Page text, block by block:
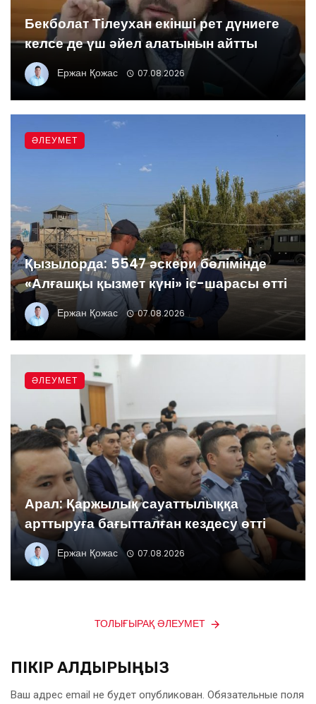
Бекболат Тілеухан екінші рет дүниеге
келсе де үш әйел алатынын айтты
Ержан Қожас 07.08.2026
Қызылорда: 5547 әскери бөлімінде
«Алғашқы қызмет күні» іс-шарасы өтті
Ержан Қожас 07.08.2026
ӘЛЕУМЕТ
Арал: Қаржылық сауаттылыққа
арттыруға бағытталған кездесу өтті
Ержан Қожас 07.08.2026
ӘЛЕУМЕТ
ТОЛЫҒЫРАҚ ӘЛЕУМЕТ
ПІКІР ҚАЛДЫРЫҢЫЗ
Ваш адрес email не будет опубликован. Обязательные поля